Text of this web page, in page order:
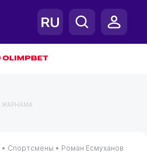
ЖАРНАМА
• Спортсмены • Роман Есмуханов